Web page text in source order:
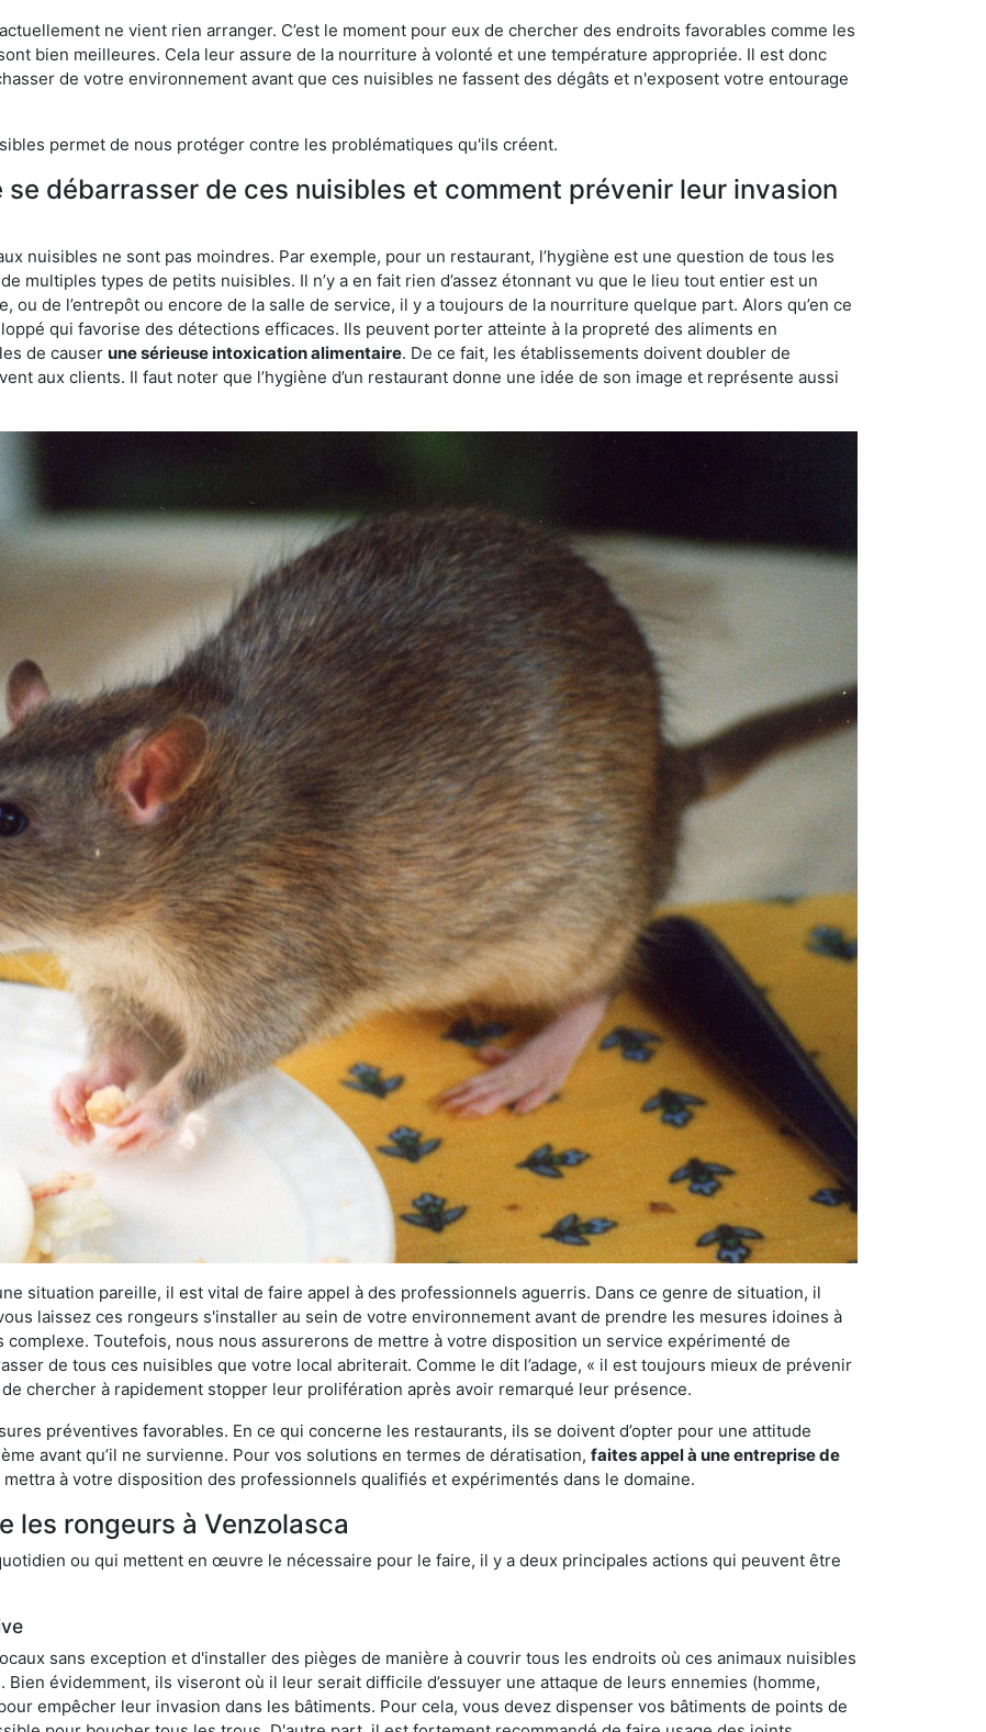
ne vient rien arranger. C’est le moment pour eux de chercher des endroits favorables comme les
bien meilleures. Cela leur assure de la nourriture à volonté et une température appropriée. Il est donc
de votre environnement avant que ces nuisibles ne fassent des dégâts et n'exposent votre entourage
permet de nous protéger contre les problématiques qu'ils créent.
débarrasser de ces nuisibles et comment prévenir leur invasion
nuisibles ne sont pas moindres. Par exemple, pour un restaurant, l’hygiène est une question de tous les
multiples types de petits nuisibles. Il n’y a en fait rien d’assez étonnant vu que le lieu tout entier est un
ou de l’entrepôt ou encore de la salle de service, il y a toujours de la nourriture quelque part. Alors qu’en ce
qui favorise des détections efficaces. Ils peuvent porter atteinte à la propreté des aliments en
de causer une sérieuse intoxication alimentaire. De ce fait, les établissements doivent doubler de
aux clients. Il faut noter que l’hygiène d’un restaurant donne une idée de son image et représente aussi
situation pareille, il est vital de faire appel à des professionnels aguerris. Dans ce genre de situation, il
laissez ces rongeurs s'installer au sein de votre environnement avant de prendre les mesures idoines à
Toutefois, nous nous assurerons de mettre à votre disposition un service expérimenté de
de tous ces nuisibles que votre local abriterait. Comme le dit l’adage, « il est toujours mieux de prévenir
chercher à rapidement stopper leur prolifération après avoir remarqué leur présence.
préventives favorables. En ce qui concerne les restaurants, ils se doivent d’opter pour une attitude
avant qu’il ne survienne. Pour vos solutions en termes de dératisation, faites appel à une entreprise de
à votre disposition des professionnels qualifiés et expérimentés dans le domaine.
les rongeurs à Venzolasca
ou qui mettent en œuvre le nécessaire pour le faire, il y a deux principales actions qui peuvent être
sans exception et d'installer des pièges de manière à couvrir tous les endroits où ces animaux nuisibles
évidemment, ils viseront où il leur serait difficile d’essuyer une attaque de leurs ennemies (homme,
empêcher leur invasion dans les bâtiments. Pour cela, vous devez dispenser vos bâtiments de points de